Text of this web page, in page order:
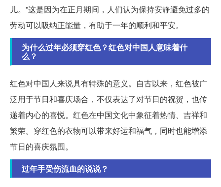
儿。”这是因为在正月期间，人们认为保持安静避免过多的
劳动可以吸纳正能量，有助于一年的顺利和平安。
为什么过年必须穿红色？红色对中国人意味着什
么？
红色对中国人来说具有特殊的意义。自古以来，红色被广
泛用于节日和喜庆场合，不仅表达了对节日的祝贺，也传
递着内心的喜悦。红色在中国文化中象征着热情、吉祥和
繁荣。穿红色的衣物可以带来好运和福气，同时也能增添
节日的喜庆氛围。
过年手受伤流血的说说？